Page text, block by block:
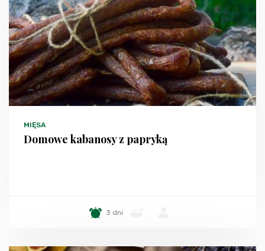
MIĘSA
Domowe kabanosy z papryką
3 dni